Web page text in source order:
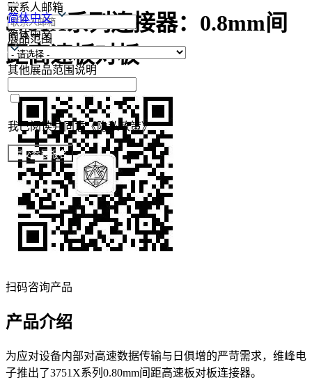
3751X系列连接器：0.8mm间
距高速板对板
扫码咨询产品
产品介绍
为应对设备内部对高速数据传输与日俱增的严苛需求，维峰电
子推出了3751X系列0.80mm间距高速板对板连接器。
联系人邮箱
展品范围
其他展品范围说明
我已阅读并同意《隐私政策》
提交参展报名
简体中文
简体中文